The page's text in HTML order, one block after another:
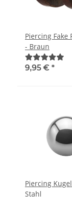
Piercing Fake
- Braun
9,95 € *
Piercing
Stahl